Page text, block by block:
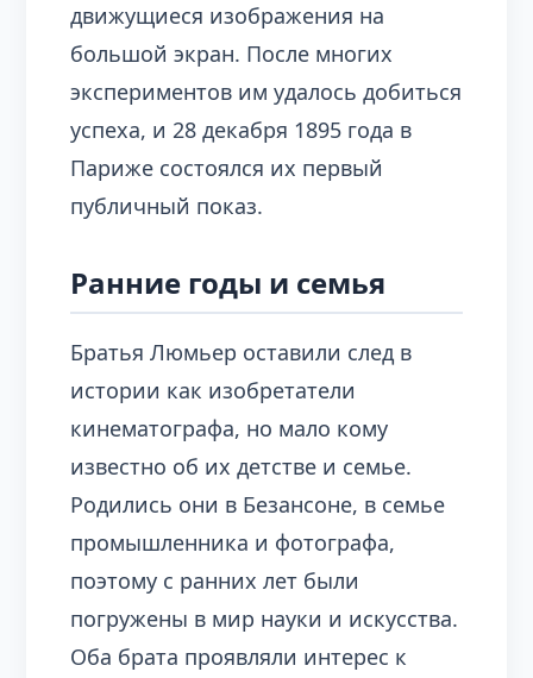
движущиеся изображения на
большой экран. После многих
экспериментов им удалось добиться
успеха, и 28 декабря 1895 года в
Париже состоялся их первый
публичный показ.
Ранние годы и семья
Братья Люмьер оставили след в
истории как изобретатели
кинематографа, но мало кому
известно об их детстве и семье.
Родились они в Безансоне, в семье
промышленника и фотографа,
поэтому с ранних лет были
погружены в мир науки и искусства.
Оба брата проявляли интерес к